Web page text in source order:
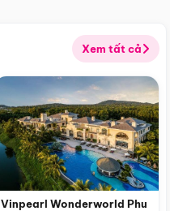
Xem tất cả
Vinpearl Wonderworld Phu